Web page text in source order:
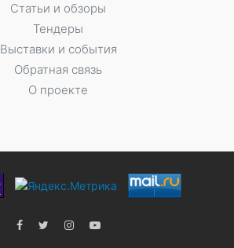
Статьи и обзоры
Тендеры
Выставки и события
Обратная связь
О проекте